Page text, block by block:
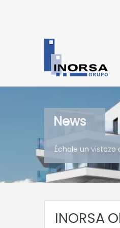
News
Échale un vistazo
INORSA